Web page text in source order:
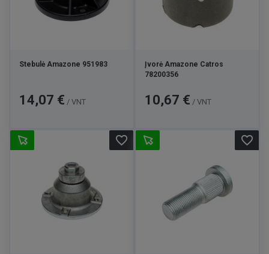
Stebulė Amazone 951983
Kaina
14,07 € / VNT
Įvorė Amazone Catros
78200356
Kaina
10,67 € / VNT
favorite_border favorite_border